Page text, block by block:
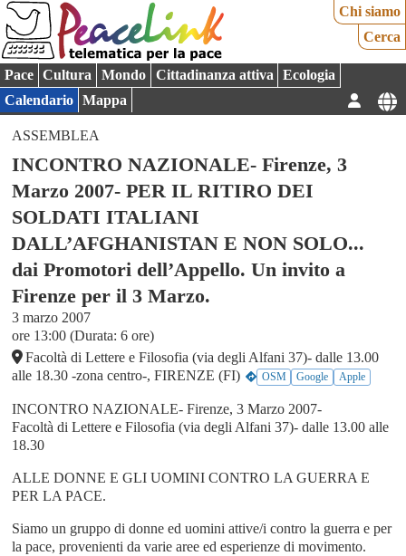
Chi siamo
Cerca
Pace Cultura Mondo Cittadinanza attiva
Ecologia
Calendario
Mappa
ASSEMBLEA
INCONTRO NAZIONALE- Firenze, 3
Marzo 2007- PER IL RITIRO DEI
SOLDATI ITALIANI
DALL’AFGHANISTAN E NON SOLO...
dai Promotori dell’Appello. Un invito a
Firenze per il 3 Marzo.
3 marzo 2007
ore 13:00 (Durata: 6 ore)
Facoltà di Lettere e Filosofia (via degli Alfani 37)- dalle 13.00
alle 18.30 -zona centro-, FIRENZE (FI)
OSM Google Apple
INCONTRO NAZIONALE- Firenze, 3 Marzo 2007-
Facoltà di Lettere e Filosofia (via degli Alfani 37)- dalle 13.00 alle
18.30
ALLE DONNE E GLI UOMINI CONTRO LA GUERRA E
PER LA PACE.
Siamo un gruppo di donne ed uomini attive/i contro la guerra e per
la pace, provenienti da varie aree ed esperienze di movimento.